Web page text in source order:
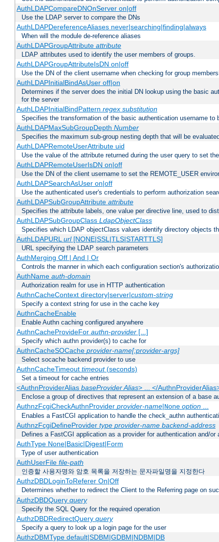
AuthLDAPCompareDNOnServer on|off
Use the LDAP server to compare the DNs
AuthLDAPDereferenceAliases never|searching|finding|always
When will the module de-reference aliases
AuthLDAPGroupAttribute attribute
LDAP attributes used to identify the user members of groups.
AuthLDAPGroupAttributeIsDN on|off
Use the DN of the client username when checking for group
AuthLDAPInitialBindAsUser off|on
Determines if the server does the initial DN lookup using the basic
for the server
AuthLDAPInitialBindPattern regex substitution
Specifies the transformation of the basic authentication username
AuthLDAPMaxSubGroupDepth Number
Specifies the maximum sub-group nesting depth that will be
AuthLDAPRemoteUserAttribute uid
Use the value of the attribute returned during the user query to set
AuthLDAPRemoteUserIsDN on|off
Use the DN of the client username to set the REMOTE_USER
AuthLDAPSearchAsUser on|off
Use the authenticated user's credentials to perform authorization
AuthLDAPSubGroupAttribute attribute
Specifies the attribute labels, one value per directive line, used to
AuthLDAPSubGroupClass LdapObjectClass
Specifies which LDAP objectClass values identify directory objects
AuthLDAPURLurl[NONE|SSL|TLS|STARTTLS]
URL specifying the LDAP search parameters
AuthMerging Off | And | Or
Controls the manner in which each configuration section's
AuthName auth-domain
Authorization realm for use in HTTP authentication
AuthnCacheContext directory|server|custom-string
Specify a context string for use in the cache key
AuthnCacheEnable
Enable Authn caching configured anywhere
AuthnCacheProvideFor authn-provider[...]
Specify which authn provider(s) to cache for
AuthnCacheSOCache provider-name[:provider-args]
Select socache backend provider to use
AuthnCacheTimeout timeout(seconds)
Set a timeout for cache entries
<AuthnProviderAlias baseProvider Alias> ... </
Enclose a group of directives that represent an extension of a base
AuthnzFcgiCheckAuthnProvider provider-name|None option...
Enables a FastCGI application to handle the check_authn
AuthnzFcgiDefineProvider type provider-name backend-address
Defines a FastCGI application as a provider for authentication and/or
AuthType None|Basic|Digest|Form
Type of user authentication
AuthUserFile file-path
인증할 사용자명와 암호 목록을 저장하는 문자파일명을 지정한다
AuthzDBDLoginToReferer On|Off
Determines whether to redirect the Client to the Referring page on
AuthzDBDQuery query
Specify the SQL Query for the required operation
AuthzDBDRedirectQuery query
Specify a query to look up a login page for the user
AuthzDBMType default|SDBM|GDBM|NDBM|DB